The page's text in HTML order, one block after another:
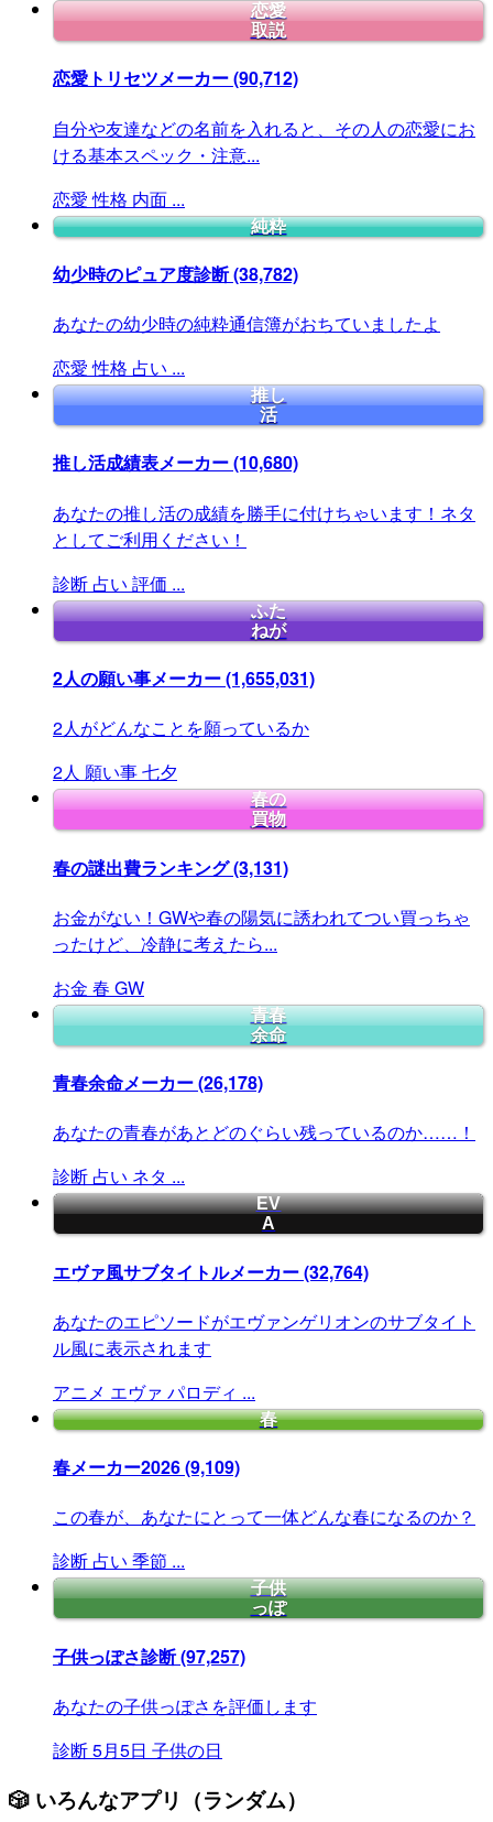
恋愛
取説
恋愛トリセツメーカー(90,712)
自分や友達などの名前を入れると、その人の恋愛にお
ける基本スペック・注意...
恋愛 性格 内面 ...
純粋
幼少時のピュア度診断(38,782)
あなたの幼少時の純粋通信簿がおちていましたよ
恋愛 性格 占い ...
推し
活
推し活成績表メーカー(10,680)
あなたの推し活の成績を勝手に付けちゃいます！ネタ
としてご利用ください！
診断 占い 評価 ...
ふた
ねが
2人の願い事メーカー(1,655,031)
2人がどんなことを願っているか
2人 願い事七夕
春の
買物
春の謎出費ランキング(3,131)
お金がない！GWや春の陽気に誘われてつい買っちゃ
ったけど、冷静に考えたら...
お金 春 GW
青春
余命
青春余命メーカー(26,178)
あなたの青春があとどのぐらい残っているのか……！
診断 占い ネタ ...
EV
A
エヴァ風サブタイトルメーカー(32,764)
あなたのエピソードがエヴァンゲリオンのサブタイト
ル風に表示されます
アニメ エヴァ パロディ ...
春
春メーカー2026(9,109)
この春が、あなたにとって一体どんな春になるのか？
診断 占い 季節 ...
子供
っぽ
子供っぽさ診断(97,257)
あなたの子供っぽさを評価します
診断5月5日 子供の日
🎲 いろんなアプリ（ランダム）